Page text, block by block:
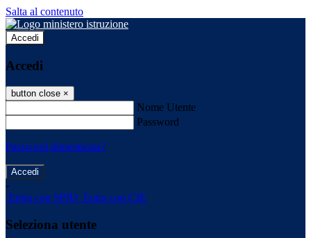
Salta al contenuto
Accedi
Accedi
button close ×
Nome Utente
Password
Password dimenticata?
-
Entra con SPID Entra con CIE
Seleziona utente